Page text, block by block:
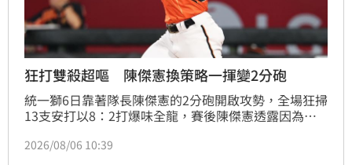
狂打雙殺超嘔 陳傑憲換策略一揮變2分砲
統一獅6日靠著隊長陳傑憲的2分砲開啟攻勢，全場狂掃
13支安打以8：2打爆味全龍，賽後陳傑憲透露因為上
球，沒想到最後一掃變成打破僵局的全壘打。
2026/08/06 10:39